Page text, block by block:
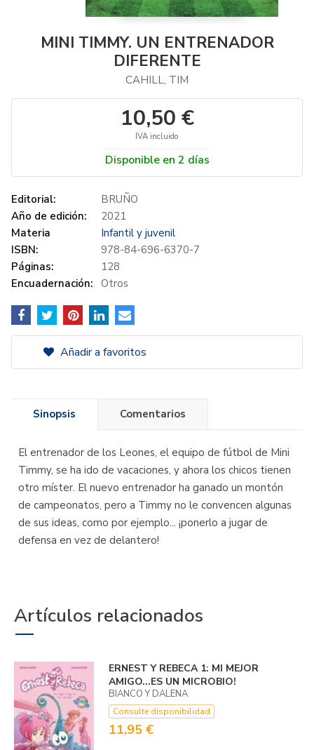
MINI TIMMY. UN ENTRENADOR
DIFERENTE
CAHILL, TIM
10,50 €
IVA incluido
Disponible en 2 días
Editorial:
BRUÑO
Año de edición:
2021
Materia
Infantil y juvenil
ISBN:
978-84-696-6370-7
Páginas:
128
Encuadernación: Otros
Añadir a favoritos
Sinopsis Comentarios
El entrenador de los Leones, el equipo de fútbol de Mini
Timmy, se ha ido de vacaciones, y ahora los chicos tienen
otro míster. El nuevo entrenador ha ganado un montón
de campeonatos, pero a Timmy no le convencen algunas
de sus ideas, como por ejemplo... ¡ponerlo a jugar de
defensa en vez de delantero!
Artículos relacionados
ERNEST Y REBECA 1: MI MEJOR
AMIGO...­ES UN MICROBIO!
BIANCO Y DALENA
Consulte disponibilidad
11,95 €